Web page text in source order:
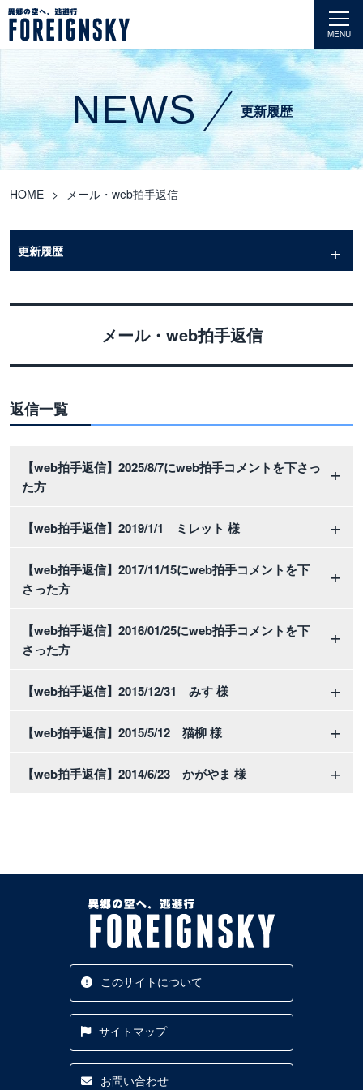
MENU
NEWS 更新履歴
HOME メール・web拍手返信
メール・web拍手返信
返信一覧
【web拍手返信】2025/8/7にweb拍手コメントを下さっ
た方
【web拍手返信】2019/1/1 ミレット 様
【web拍手返信】2017/11/15にweb拍手コメントを下
さった方
【web拍手返信】2016/01/25にweb拍手コメントを下
さった方
【web拍手返信】2015/12/31 みす 様
【web拍手返信】2015/5/12 猫柳 様
【web拍手返信】2014/6/23 かがやま 様
更新履歴
このサイトについて
サイトマップ
お問い合わせ